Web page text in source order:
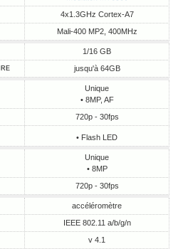
4x1.3GHz Cortex-A7
Mali-400 MP2, 400MHz
1/16 GB
jusqu'à 64GB
Unique
• 8MP, AF
720p - 30fps
• Flash LED
Unique
• 8MP
720p - 30fps
accéléromètre
IEEE 802.11 a/b/g/n
v 4.1